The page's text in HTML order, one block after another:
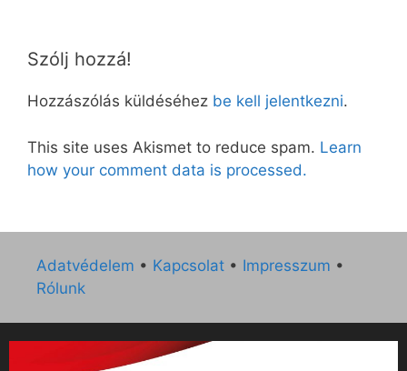
Szólj hozzá!
Hozzászólás küldéséhez be kell jelentkezni.
This site uses Akismet to reduce spam. Learn
how your comment data is processed.
Adatvédelem • Kapcsolat • Impresszum •
Rólunk